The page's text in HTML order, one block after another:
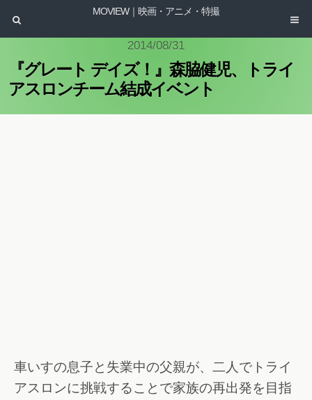
MOVIEW｜映画・アニメ・特撮
2014/08/31
『グレート デイズ！』森脇健児、トライ
アスロンチーム結成イベント
車いすの息子と失業中の父親が、二人でトライ
アスロンに挑戦することで家族の再出発を目指